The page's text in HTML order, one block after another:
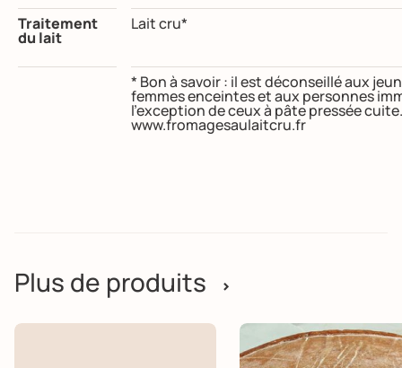
Traitement
du lait
Lait cru*
* Bon à savoir : il est déconseillé aux
femmes enceintes et aux personnes
l’exception de ceux à pâte pressée
www.fromagesaulaitcru.fr
Plus de produits >